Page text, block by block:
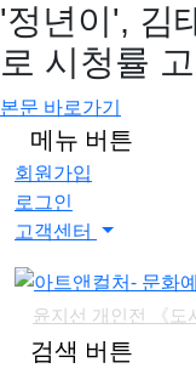
'정년이', 김
로 시청률
본문 바로가기
메뉴 버튼
회원가입
로그인
고객센터
윤지선 개인전 《도
'가우디: 서울에서
검색 버튼